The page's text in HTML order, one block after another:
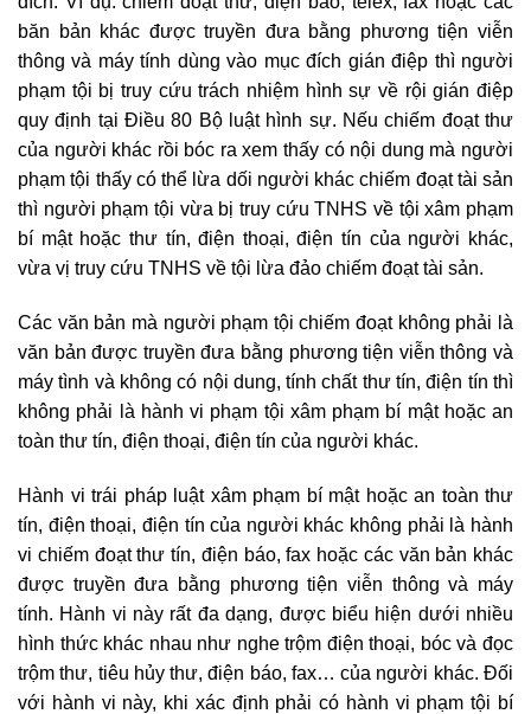
băn bản khác được truyền đưa bằng phương tiện viễn
thông và máy tính dùng vào mục đích gián điệp thì người
phạm tội bị truy cứu trách nhiệm hình sự về rội gián điệp
quy định tại Điều 80 Bộ luật hình sự. Nếu chiếm đoạt thư
của người khác rồi bóc ra xem thấy có nội dung mà người
phạm tội thấy có thể lừa dối người khác chiếm đoạt tài sản
thì người phạm tội vừa bị truy cứu TNHS về tội xâm phạm
bí mật hoặc thư tín, điện thoại, điện tín của người khác,
vừa vị truy cứu TNHS về tội lừa đảo chiếm đoạt tài sản.
Các văn bản mà người phạm tội chiếm đoạt không phải là
văn bản được truyền đưa bằng phương tiện viễn thông và
máy tình và không có nội dung, tính chất thư tín, điện tín thì
không phải là hành vi phạm tội xâm phạm bí mật hoặc an
toàn thư tín, điện thoại, điện tín của người khác.
Hành vi trái pháp luật xâm phạm bí mật hoặc an toàn thư
tín, điện thoại, điện tín của người khác không phải là hành
vi chiếm đoạt thư tín, điện báo, fax hoặc các văn bản khác
được truyền đưa bằng phương tiện viễn thông và máy
tính. Hành vi này rất đa dạng, được biểu hiện dưới nhiều
hình thức khác nhau như nghe trộm điện thoại, bóc và đọc
trộm thư, tiêu hủy thư, điện báo, fax… của người khác. Đối
với hành vi này, khi xác định phải có hành vi phạm tội bí